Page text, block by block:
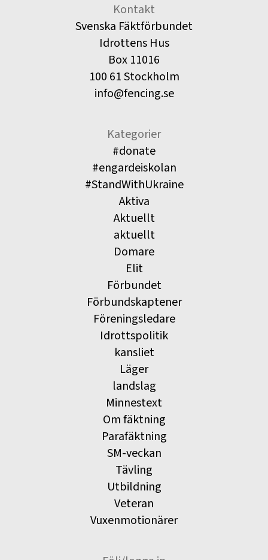
Kontakt
Svenska Fäktförbundet
Idrottens Hus
Box 11016
100 61 Stockholm
info@fencing.se
Kategorier
#donate
#engardeiskolan
#StandWithUkraine
Aktiva
Aktuellt
aktuellt
Domare
Elit
Förbundet
Förbundskaptener
Föreningsledare
Idrottspolitik
kansliet
Läger
landslag
Minnestext
Om fäktning
Parafäktning
SM-veckan
Tävling
Utbildning
Veteran
Vuxenmotionärer